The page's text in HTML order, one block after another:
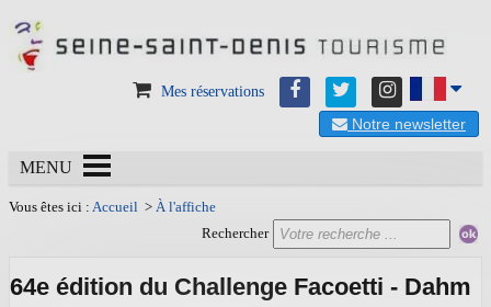
Mes réservations
Notre newsletter
MENU
Vous êtes ici : Accueil > À l'affiche
Rechercher
64e édition du Challenge Facoetti - Dahm